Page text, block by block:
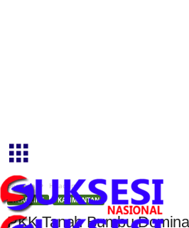
Beranda Headline
HEADLINE KALIMANTAN
PKK Tanah Bumbu